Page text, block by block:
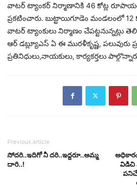
వాటర్ ట్యాంకర్ నిర్మాణానికి 46 కోట్ల
ప్రకటించారు. బుట్టాయిగూడెం మండలంలో
వాటర్ ట్యాంకులు నిర్మాణం చేపట్టనున్నట్లు
ఆర్ డబ్ల్యూఎస్ ఏ ఈ మురళీకృష్ణ, పలువురు
ప్రతినిధులు,నాయకులు, కార్యకర్తలు
Previous article
సోదరి..ఇదిగో నీ దరి..ఇద్దరూ..అమ్మ
దారి..!
విడిచి